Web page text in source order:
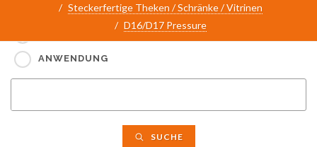
Steckerfertige Theken / Schränke / Vitrinen
D16/D17 Pressure
Suche nach:
PART NUMBER / PRODUKTNAME
ANWENDUNG
SUCHE